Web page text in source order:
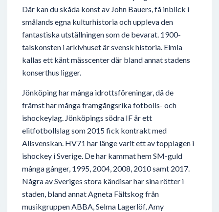
Där kan du skåda konst av John Bauers, få inblick i
smålands egna kulturhistoria och uppleva den
fantastiska utställningen som de bevarat. 1900-
talskonsten i arkivhuset är svensk historia. Elmia
kallas ett känt mässcenter där bland annat stadens
konserthus ligger.
Jönköping har många idrottsföreningar, då de
främst har många framgångsrika fotbolls- och
ishockeylag. Jönköpings södra IF är ett
elitfotbollslag som 2015 fick kontrakt med
Allsvenskan. HV71 har länge varit ett av topplagen i
ishockey i Sverige. De har kammat hem SM-guld
många gånger, 1995, 2004, 2008, 2010 samt 2017.
Några av Sveriges stora kändisar har sina rötter i
staden, bland annat Agneta Fältskog från
musikgruppen ABBA, Selma Lagerlöf, Amy